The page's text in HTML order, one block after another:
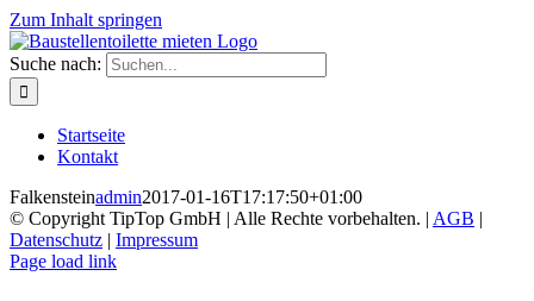
Zum Inhalt springen
Suche nach:
Startseite
Kontakt
Falkensteinadmin2017-01-16T17:17:50+01:00
© Copyright TipTop GmbH | Alle Rechte vorbehalten. | AGB |
Datenschutz | Impressum
Page load link